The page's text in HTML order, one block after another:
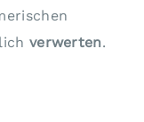
verwerten.